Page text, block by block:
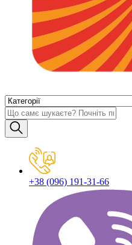
+38 (096) 191-31-66